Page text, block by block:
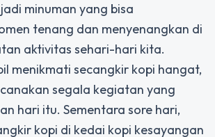
minuman yang bisa
tenang dan menyenangkan di
aktivitas sehari-hari kita.
menikmati secangkir kopi hangat,
segala kegiatan yang
hari itu. Sementara sore hari,
kopi di kedai kopi kesayangan